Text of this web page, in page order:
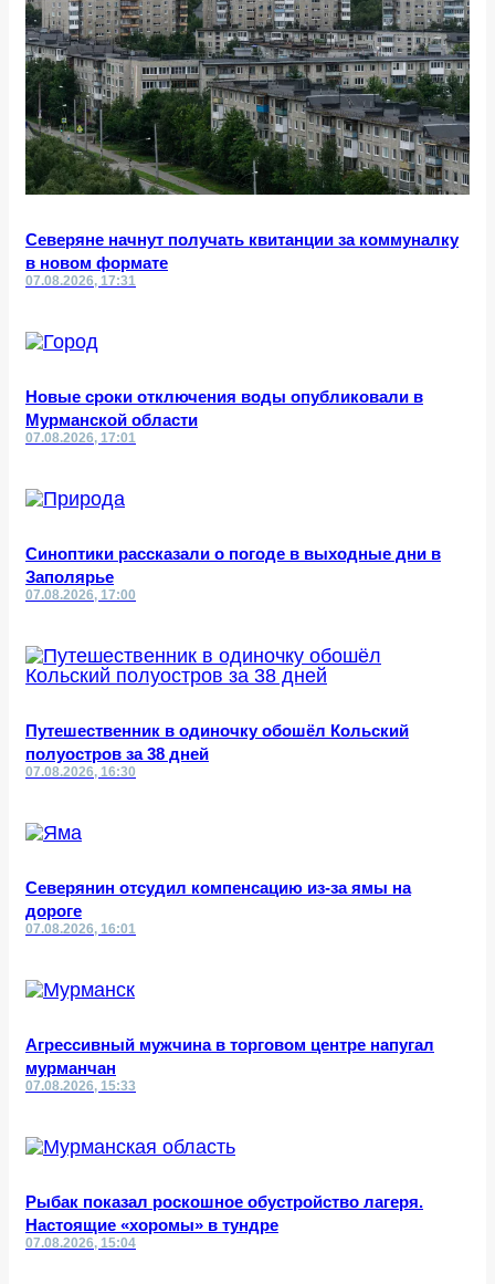
Северяне начнут получать квитанции за коммуналку
в новом формате
07.08.2026, 17:31
Новые сроки отключения воды опубликовали в
Мурманской области
07.08.2026, 17:01
Синоптики рассказали о погоде в выходные дни в
Заполярье
07.08.2026, 17:00
Путешественник в одиночку обошёл Кольский
полуостров за 38 дней
07.08.2026, 16:30
Северянин отсудил компенсацию из-за ямы на
дороге
07.08.2026, 16:01
Агрессивный мужчина в торговом центре напугал
мурманчан
07.08.2026, 15:33
Рыбак показал роскошное обустройство лагеря.
Настоящие «хоромы» в тундре
07.08.2026, 15:04